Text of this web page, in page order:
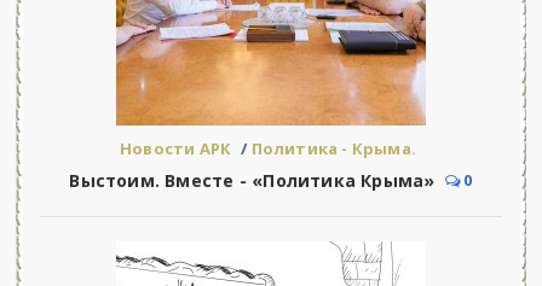
Новости АРК / Политика - Крыма.
Выстоим. Вместе - «Политика Крыма» 0